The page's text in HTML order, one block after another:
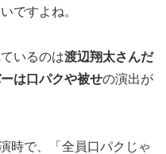
ですよね。
いるのは渡辺翔太さんだ
は口パクや被せの演出が
時で、「全員口パクじゃ